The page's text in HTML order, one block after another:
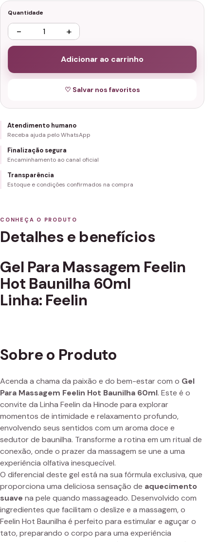
Quantidade
− +
Adicionar ao carrinho
♡ Salvar nos favoritos
Atendimento humano
Receba ajuda pelo WhatsApp
Finalização segura
Encaminhamento ao canal oficial
Transparência
Estoque e condições confirmados na compra
CONHEÇA O PRODUTO
Detalhes e benefícios
Gel Para Massagem Feelin
Hot Baunilha 60ml
Linha: Feelin
Sobre o Produto
Acenda a chama da paixão e do bem-estar com o Gel
Para Massagem Feelin Hot Baunilha 60ml. Este é o
convite da Linha Feelin da Hinode para explorar
momentos de intimidade e relaxamento profundo,
envolvendo seus sentidos com um aroma doce e
sedutor de baunilha. Transforme a rotina em um ritual de
conexão, onde o prazer da massagem se une a uma
experiência olfativa inesquecível.
O diferencial deste gel está na sua fórmula exclusiva, que
proporciona uma deliciosa sensação de aquecimento
suave na pele quando massageado. Desenvolvido com
ingredientes que facilitam o deslize e a massagem, o
Feelin Hot Baunilha é perfeito para estimular e aguçar o
tato, preparando o corpo para uma experiência